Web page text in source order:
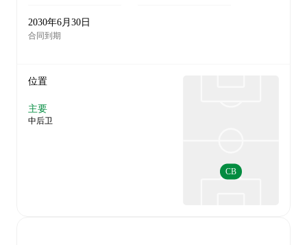
2030年6月30日
合同到期
位置
主要
中后卫
CB